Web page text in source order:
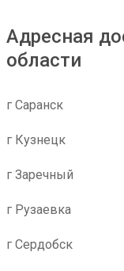
Адресная
области
г Саранск
г Кузнецк
г Заречный
г Рузаевка
г Сердобск